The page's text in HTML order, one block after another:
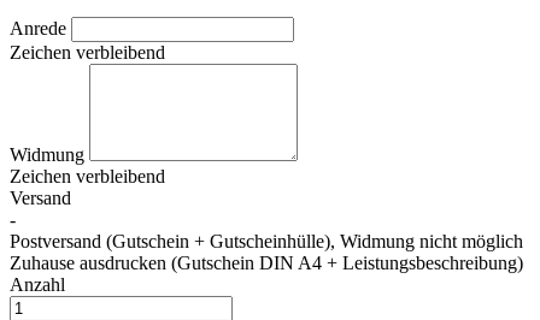
Anrede
Zeichen verbleibend
Widmung
Zeichen verbleibend
Versand
-
Postversand (Gutschein + Gutscheinhülle), Widmung nicht möglich
Zuhause ausdrucken (Gutschein DIN A4 + Leistungsbeschreibung)
Anzahl